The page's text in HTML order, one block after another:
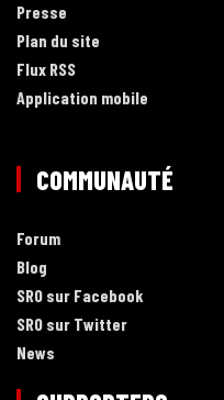
Presse
Plan du site
Flux RSS
Application mobile
COMMUNAUTÉ
Forum
Blog
SRO sur Facebook
SRO sur Twitter
News